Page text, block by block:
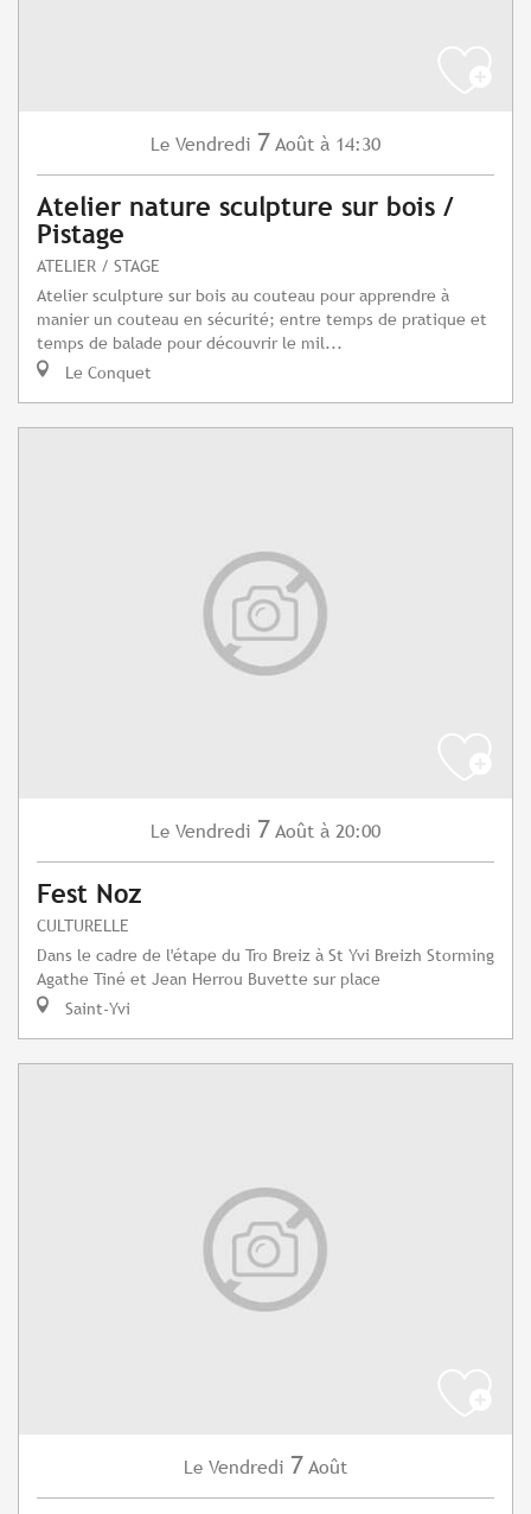
Le Vendredi 7 Août à 14:30
Atelier nature sculpture sur bois /
Pistage
ATELIER / STAGE
Atelier sculpture sur bois au couteau pour apprendre à
manier un couteau en sécurité; entre temps de pratique et
temps de balade pour découvrir le mil...
Le Conquet
Le Vendredi 7 Août à 20:00
Fest Noz
CULTURELLE
Dans le cadre de l'étape du Tro Breiz à St Yvi Breizh Storming
Agathe Tiné et Jean Herrou Buvette sur place
Saint-Yvi
Le Vendredi 7 Août